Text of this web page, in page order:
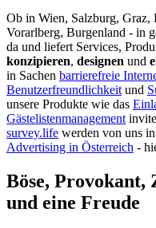
Ob in Wien, Salzburg,
Vorarlberg, Burgenland - in
da und liefert Services,
konzipieren, designen und
in Sachen barrierefreie
Benutzerfreundlichkeit und
unsere Produkte wie das
Gästelistenmanagement
survey.life werden von uns
Advertising in Österreich -
Böse, Provokant,
und eine Freude